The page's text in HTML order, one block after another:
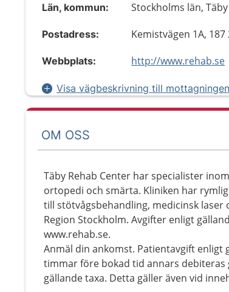
Län, kommun: Stockholms län, Täby
Postadress: Kemistvägen 1A, 187
Webbplats: http://www.rehab.se
Visa vägbeskrivning till mottagningen
OM OSS
Täby Rehab Center har specialister
ortopedi och smärta. Kliniken har
till stötvågsbehandling, medicinsk
Region Stockholm. Avgifter enligt
www.rehab.se.
Anmäl din ankomst. Patientavgift enligt
timmar före bokad tid annars debiteras
gällande taxa. Detta gäller även vid